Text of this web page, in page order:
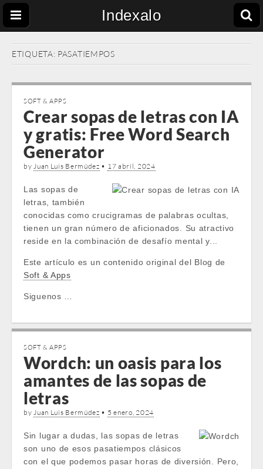
Indexalo
ETIQUETA: PASATIEMPOS
SOFT & APPS
Crear sopas de letras con IA
y gratis: Free Word Search
Generator
byJuan Luis Bermúdez • 17 abril, 2024
Las sopas de
letras, también
conocidas como crucigramas de palabras ocultas,
tienen un gran número de aficionados. Su atractivo
reside en la combinación de desafío mental y...
Este artículo es un contenido original del Blog de
Soft & Apps
Siguenos …
SOFT & APPS
Wordch: un oasis para los
amantes de las sopas de
letras
byJuan Luis Bermúdez • 5 enero, 2024
Sin lugar a dudas, las sopas de letras
son uno de esos pasatiempos clásicos
con el que podemos pasar horas de diversión. Pero,